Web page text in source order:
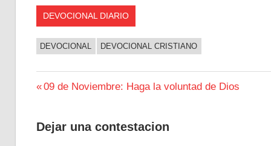
DEVOCIONAL DIARIO
DEVOCIONAL DEVOCIONAL CRISTIANO
Navegación
entradas
Entrada
09 de Noviembre: Haga la voluntad de Dios
Dejar una contestacion